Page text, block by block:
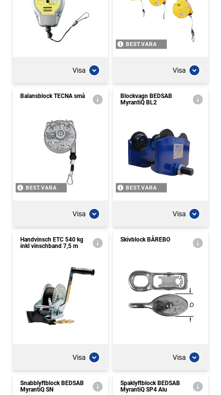
Visa
BEST.VARA
Visa
Balansblock TECNA små
BEST.VARA
Visa
Blockvagn BEDSAB
MyrantiQ BL2
BEST.VARA
Visa
Handvinsch ETC 540 kg
inkl vinschband 7,5 m
Visa
Skivblock BÅREBO
Visa
Snabblyftblock BEDSAB
MyrantiQ SN
Spaklyftblock BEDSAB
MyrantiQ SP4 Alu